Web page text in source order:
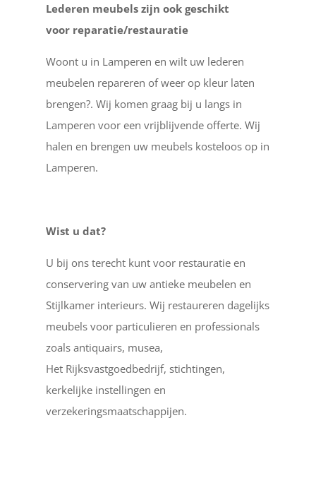
Lederen meubels zijn ook geschikt
voor reparatie/restauratie
Woont u in Lamperen en wilt uw lederen
meubelen repareren of weer op kleur laten
brengen?. Wij komen graag bij u langs in
Lamperen voor een vrijblijvende offerte. Wij
halen en brengen uw meubels kosteloos op in
Lamperen.
Wist u dat?
U bij ons terecht kunt voor restauratie en
conservering van uw antieke meubelen en
Stijlkamer interieurs. Wij restaureren dagelijks
meubels voor particulieren en professionals
zoals antiquairs, musea,
Het Rijksvastgoedbedrijf, stichtingen,
kerkelijke instellingen en
verzekeringsmaatschappijen.